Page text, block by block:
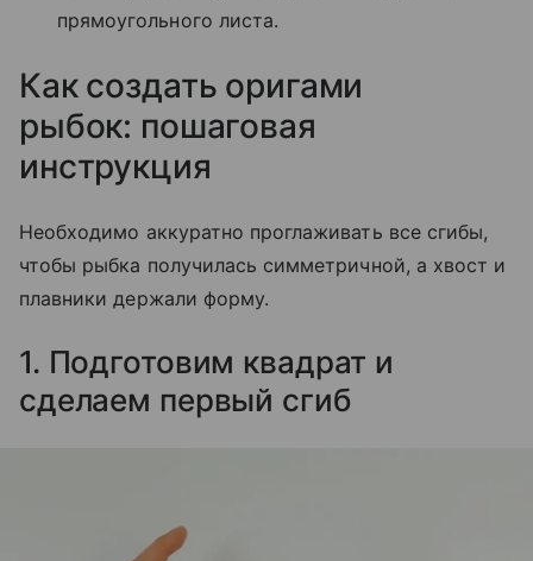
прямоугольного листа.
Как создать оригами
рыбок: пошаговая
инструкция
Необходимо аккуратно проглаживать все сгибы,
чтобы рыбка получилась симметричной, а хвост и
плавники держали форму.
1. Подготовим квадрат и
сделаем первый сгиб